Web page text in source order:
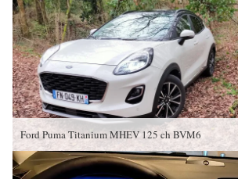
Ford Puma Titanium MHEV 125 ch BVM6